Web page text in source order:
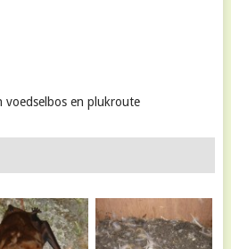
voedselbos en plukroute